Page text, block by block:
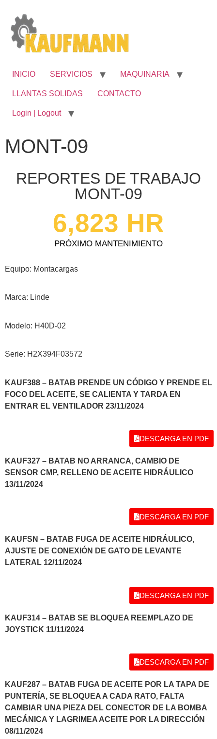
INICIO SERVICIOS MAQUINARIA
LLANTAS SOLIDAS CONTACTO
Login | Logout
MONT-09
REPORTES DE TRABAJO
MONT-09
PRÓXIMO MANTENIMIENTO
6,823 HR
Equipo: Montacargas
Marca: Linde
Modelo: H40D-02
Serie: H2X394F03572
KAUF388 – BATAB PRENDE UN CÓDIGO Y PRENDE EL
FOCO DEL ACEITE, SE CALIENTA Y TARDA EN
ENTRAR EL VENTILADOR 23/11/2024
DESCARGA EN PDF
KAUF327 – BATAB NO ARRANCA, CAMBIO DE
SENSOR CMP, RELLENO DE ACEITE HIDRÁULICO
13/11/2024
DESCARGA EN PDF
KAUFSN – BATAB FUGA DE ACEITE HIDRÁULICO,
AJUSTE DE CONEXIÓN DE GATO DE LEVANTE
LATERAL 12/11/2024
DESCARGA EN PDF
KAUF314 – BATAB SE BLOQUEA REEMPLAZO DE
JOYSTICK 11/11/2024
DESCARGA EN PDF
KAUF287 – BATAB FUGA DE ACEITE POR LA TAPA DE
PUNTERÍA, SE BLOQUEA A CADA RATO, FALTA
CAMBIAR UNA PIEZA DEL CONECTOR DE LA BOMBA
MECÁNICA Y LAGRIMEA ACEITE POR LA DIRECCIÓN
08/11/2024